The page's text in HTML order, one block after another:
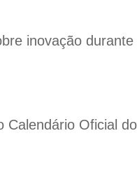
inovação
Calendário Oficial